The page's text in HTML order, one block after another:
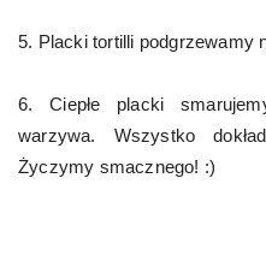
5. Placki tortilli podgrzewamy
6. Ciepłe placki
warzywa. Wszystko
Życzymy smacznego! :)